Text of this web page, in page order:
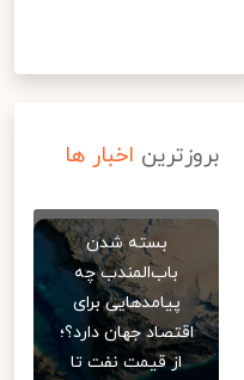
بروزترین اخبار ها
بسته شدن
باب‌المندب چه
پیامدهایی برای
اقتصاد جهان دارد؟؛
از قیمت نفت تا